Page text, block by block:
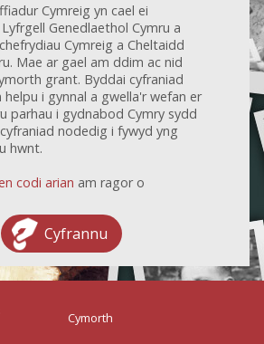
Cymreig yn cael ei
Genedlaethol Cymru a
Cymreig a Cheltaidd
Mae ar gael am ddim ac nid
grant. Byddai cyfraniad
helpu i gynnal a gwella'r wefan er
parhau i gydnabod Cymry sydd
nodedig i fywyd yng
hwnt.
codi arian am ragor o
Cyfrannu
Cymorth